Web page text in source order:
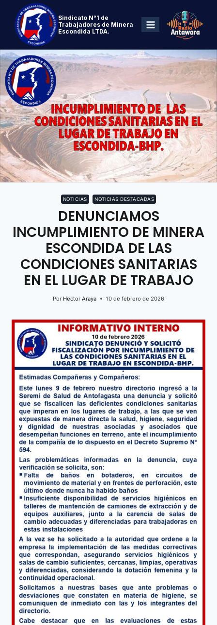
Sindicato N°1 de
Trabajadores de Minera
Escondida LTDA.
NOTICIAS NOTICIAS DESTACADAS
DENUNCIAMOS
INCUMPLIMIENTO DE MINERA
ESCONDIDA DE LAS
CONDICIONES SANITARIAS
EN EL LUGAR DE TRABAJO
Por Hector Araya 10 de febrero de 2026